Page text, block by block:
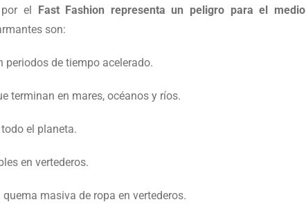
el Fast Fashion representa un peligro para el medio
son:
periodos de tiempo acelerado.
terminan en mares, océanos y ríos.
el planeta.
en vertederos.
masiva de ropa en vertederos.